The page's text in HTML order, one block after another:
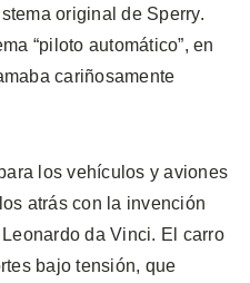
original de Sperry.
“piloto automático”, en
cariñosamente
los vehículos y aviones
atrás con la invención
da Vinci. El carro
bajo tensión, que